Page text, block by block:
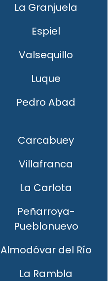
La Granjuela
Espiel
Valsequillo
Luque
Pedro Abad
Carcabuey
Villafranca
La Carlota
Peñarroya-
Pueblonuevo
Almodóvar del Río
La Rambla